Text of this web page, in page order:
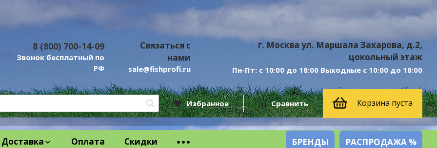
8 (800) 700-14-09
Звонок бесплатный по
РФ
Связаться с
нами
sale@fishprofi.ru
г. Москва ул. Маршала Захарова, д.2,
цокольный этаж
Пн-Пт: с 10:00 до 18:00 Выходные с 10:00 до 18:00
Избранное Сравнить Корзина пуста
Доставка Оплата Скидки БРЕНДЫ РАСПРОДАЖА %